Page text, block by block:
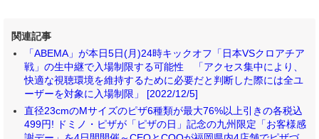
関連記事
「ABEMA」が本日5日(月)24時キックオフ「日本VSクロアチア
戦」の生中継で入場制限する可能性 「アクセス集中により、
快適な視聴環境を維持するために必要だと判断した際には全ユ
ーザーを対象に入場制限」 [2022/12/5]
直径23cmのMサイズのピザ6種類が最大76%以上引きの各税込
499円! ドミノ・ピザが「ピザの日」記念の九州限定「お客様感